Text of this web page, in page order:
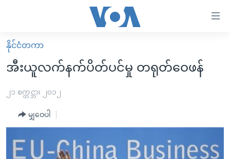
လွယ်ကူ
စေ
Link
များ
အကြောင်းအရာ
မူလစာမျက်နှာ
မြန်မာ
ကမ္ဘာ့သတင်းများ
နိုင်ငံတကာ
အမေရိကန်
တရုတ်
သတင်းလွတ်လပ်ခွင့်
ရပ်ဝန်းတခု လမ်းတခု အလွန်
နိုင်ငံတကာ
အီးယူလက်နက်ပိတ်ပင်မှု တရုတ်ဝေဖန်
၂၁ စက္တင္ဘာ၊ ၂၀၁၂
မျှဝေပါ